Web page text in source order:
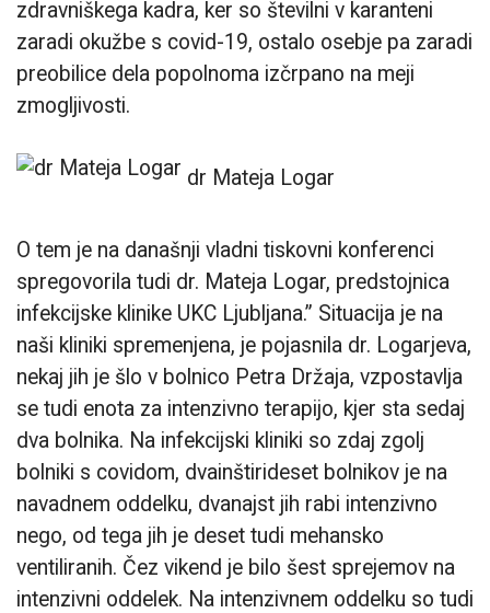
zdravniškega kadra, ker so številni v karanteni
zaradi okužbe s covid-19, ostalo osebje pa zaradi
preobilice dela popolnoma izčrpano na meji
zmogljivosti.
dr Mateja Logar
O tem je na današnji vladni tiskovni konferenci
spregovorila tudi dr. Mateja Logar, predstojnica
infekcijske klinike UKC Ljubljana.” Situacija je na
naši kliniki spremenjena, je pojasnila dr. Logarjeva,
nekaj jih je šlo v bolnico Petra Držaja, vzpostavlja
se tudi enota za intenzivno terapijo, kjer sta sedaj
dva bolnika. Na infekcijski kliniki so zdaj zgolj
bolniki s covidom, dvainštirideset bolnikov je na
navadnem oddelku, dvanajst jih rabi intenzivno
nego, od tega jih je deset tudi mehansko
ventiliranih. Čez vikend je bilo šest sprejemov na
intenzivni oddelek. Na intenzivnem oddelku so tudi